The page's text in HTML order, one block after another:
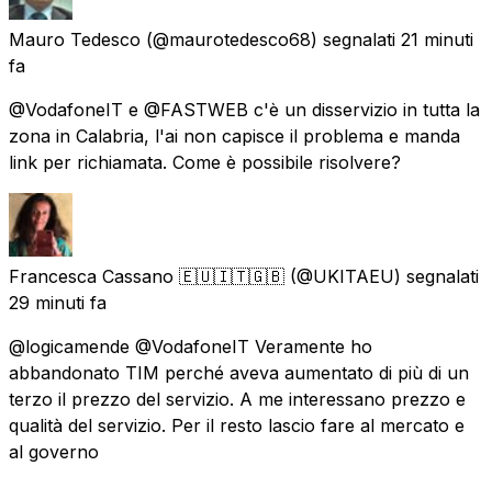
Mauro Tedesco (@maurotedesco68) segnalati 21 minuti
fa
@VodafoneIT e @FASTWEB c'è un disservizio in tutta la
zona in Calabria, l'ai non capisce il problema e manda
link per richiamata. Come è possibile risolvere?
Francesca Cassano 🇪🇺🇮🇹🇬🇧 (@UKITAEU) segnalati
29 minuti fa
@logicamende @VodafoneIT Veramente ho
abbandonato TIM perché aveva aumentato di più di un
terzo il prezzo del servizio. A me interessano prezzo e
qualità del servizio. Per il resto lascio fare al mercato e
al governo